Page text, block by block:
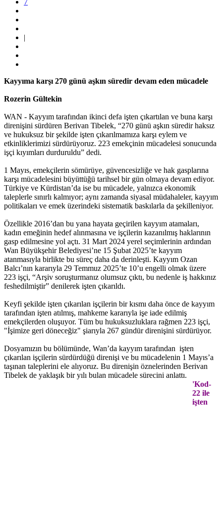
|
Kayyıma karşı 270 günü aşkın süredir devam eden mücadele
Rozerin Gültekin
WAN - Kayyım tarafından ikinci defa işten çıkartılan ve buna karşı
direnişini sürdüren Berivan Tibelek, “270 günü aşkın süredir haksız
ve hukuksuz bir şekilde işten çıkarılmamıza karşı eylem ve
etkinliklerimizi sürdürüyoruz. 223 emekçinin mücadelesi sonucunda
işçi kıyımları durduruldu” dedi.
1 Mayıs, emekçilerin sömürüye, güvencesizliğe ve hak gasplarına
karşı mücadelesini büyüttüğü tarihsel bir gün olmaya devam ediyor.
Türkiye ve Kürdistan’da ise bu mücadele, yalnızca ekonomik
taleplerle sınırlı kalmıyor; aynı zamanda siyasal müdahaleler, kayyım
politikaları ve emek üzerindeki sistematik baskılarla da şekilleniyor.
Özellikle 2016’dan bu yana hayata geçirilen kayyım atamaları,
kadın emeğinin hedef alınmasına ve işçilerin kazanılmış haklarının
gasp edilmesine yol açtı. 31 Mart 2024 yerel seçimlerinin ardından
Wan Büyükşehir Belediyesi’ne 15 Şubat 2025’te kayyım
atanmasıyla birlikte bu süreç daha da derinleşti. Kayyım Ozan
Balcı’nın kararıyla 29 Temmuz 2025’te 10’u engelli olmak üzere
223 işçi, “Arşiv soruşturmanız olumsuz çıktı, bu nedenle iş hakkınız
feshedilmiştir” denilerek işten çıkarıldı.
Keyfi şekilde işten çıkarılan işçilerin bir kısmı daha önce de kayyım
tarafından işten atılmış, mahkeme kararıyla işe iade edilmiş
emekçilerden oluşuyor. Tüm bu hukuksuzluklara rağmen 223 işçi,
"İşimize geri döneceğiz" şiarıyla 267 gündür direnişini sürdürüyor.
Dosyamızın bu bölümünde, Wan’da kayyım tarafından işten
çıkarılan işçilerin sürdürdüğü direnişi ve bu mücadelenin 1 Mayıs’a
taşınan taleplerini ele alıyoruz. Bu direnişin öznelerinden Berivan
Tibelek de yaklaşık bir yılı bulan mücadele sürecini anlattı.
'Kod-
22 ile
işten